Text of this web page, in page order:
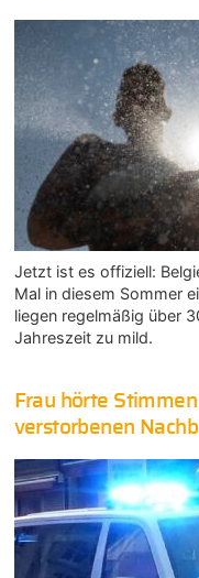
Jetzt ist es offiziell:
Mal in diesem Sommer
liegen regelmäßig über
Jahreszeit zu mild.
Frau hörte
verstorbenen